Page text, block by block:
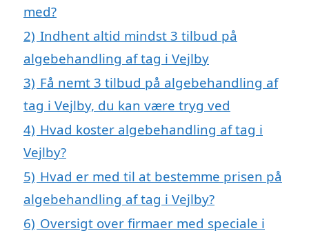
med?
2) Indhent altid mindst 3 tilbud på
algebehandling af tag i Vejlby
3) Få nemt 3 tilbud på algebehandling af
tag i Vejlby, du kan være tryg ved
4) Hvad koster algebehandling af tag i
Vejlby?
5) Hvad er med til at bestemme prisen på
algebehandling af tag i Vejlby?
6) Oversigt over firmaer med speciale i